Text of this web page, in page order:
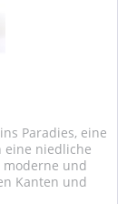
Paradies, eine
eine niedliche
moderne und
Kanten und